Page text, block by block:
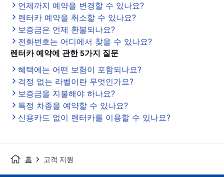
언제까지 예약을 변경할 수 있나요?
렌터카 예약을 취소할 수 있나요?
보증금은 언제 환불되나요?
전화번호는 어디에서 찾을 수 있나요?
렌터카 예약에 관한 5가지 질문
혜택에는 어떤 보험이 포함되나요?
걱정 없는 라벨이란 무엇인가요?
보증금을 지불해야 하나요?
특정 차종을 예약할 수 있나요?
신용카드 없이 렌터카를 이용할 수 있나요?
홈 고객 지원